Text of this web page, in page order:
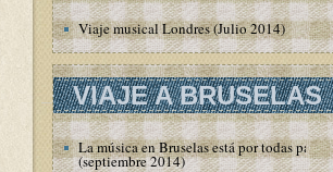
Viaje musical Londres (Julio 2014)
VIAJE A BRUSELAS
La música en Bruselas está por todas partes
(septiembre 2014)